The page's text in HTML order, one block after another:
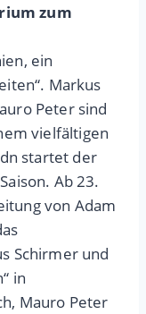
zum
ein
Markus
Peter sind
vielfältigen
startet der
Ab 23.
von Adam
Schirmer und
in
Mauro Peter